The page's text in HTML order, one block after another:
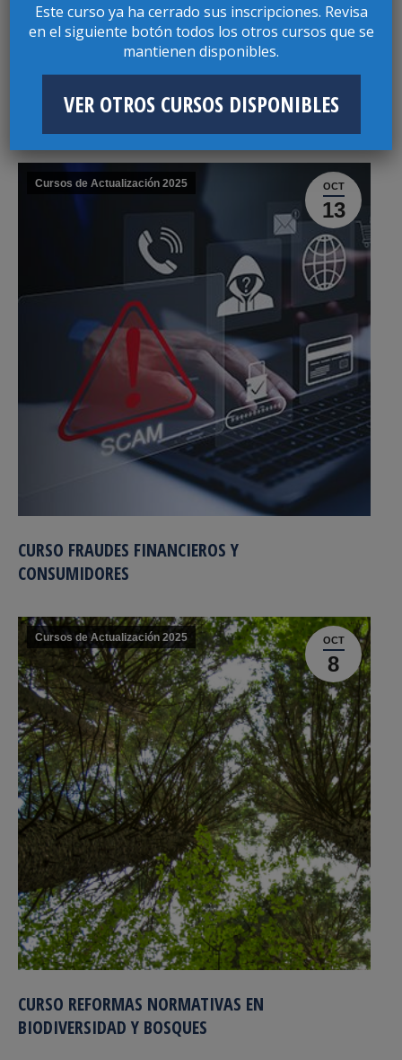
CURSO VIOLENCIA HACIA LAS PERSONAS
MAYORES
OCT
13
Cursos de Actualización 2025
CURSO FRAUDES FINANCIEROS Y
CONSUMIDORES
OCT
8
Cursos de Actualización 2025
CURSO REFORMAS NORMATIVAS EN
BIODIVERSIDAD Y BOSQUES
Este curso ya ha cerrado sus inscripciones. Revisa
en el siguiente botón todos los otros cursos que se
mantienen disponibles.
VER OTROS CURSOS DISPONIBLES